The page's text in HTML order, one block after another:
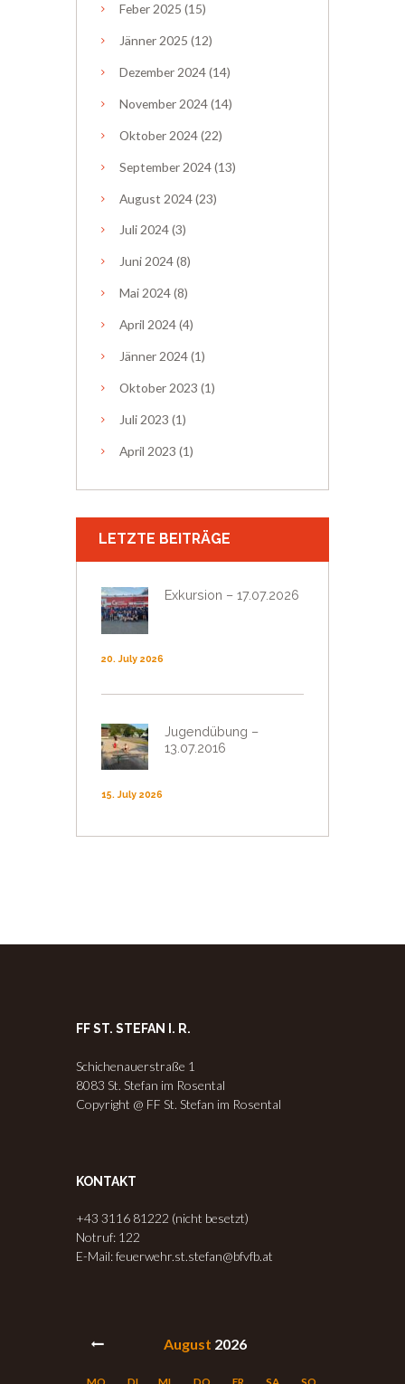
Feber 2025 (15)
Jänner 2025 (12)
Dezember 2024(14)
November 2024(14)
Oktober 2024(22)
September 2024(13)
August 2024(23)
Juli2024(3)
Juni 2024(8)
Mai 2024(8)
April 2024(4)
Jänner 2024(1)
Oktober 2023 (1)
Juli 2023 (1)
April 2023 (1)
LETZTE BEITRÄGE
Exkursion – 17.07.2026
20. July 2026
Jugendübung –
13.07.2016
15. July 2026
FF ST. STEFAN I. R.
Schichenauerstraße 1
8083 St. Stefan im Rosental
Copyright @ FF St. Stefan im Rosental
KONTAKT
+43 3116 81222 (nicht besetzt)
Notruf: 122
E-Mail: feuerwehr.st.stefan@bfvfb.at
August 2026